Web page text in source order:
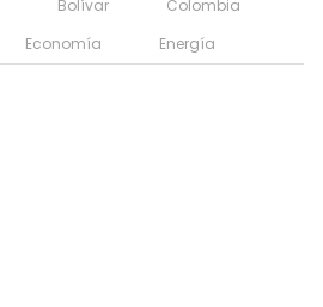
Bolívar
Colombia
Economía Energía